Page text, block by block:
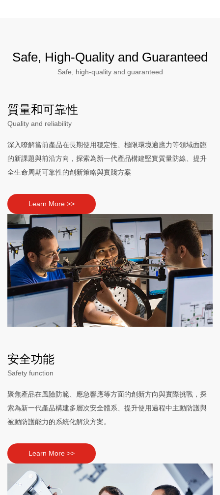
Safe, High-Quality and Guaranteed
Safe, high-quality and guaranteed
質量和可靠性
Quality and reliability
深入瞭解當前產品在長期使用穩定性、極限環境適應力等領域面臨
的新課題與前沿方向，探索為新一代產品構建堅實質量防線、提升
全生命周期可靠性的創新策略與實踐方案
Learn More >>
安全功能
Safety function
聚焦產品在風險防範、應急響應等方面的創新方向與實際挑戰，探
索為新一代產品構建多層次安全體系、提升使用過程中主動防護與
被動防護能力的系統化解決方案。
Learn More >>